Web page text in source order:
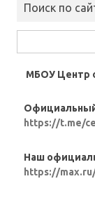
Поиск по
МБОУ Центр
https://t.me/
Наш
https://